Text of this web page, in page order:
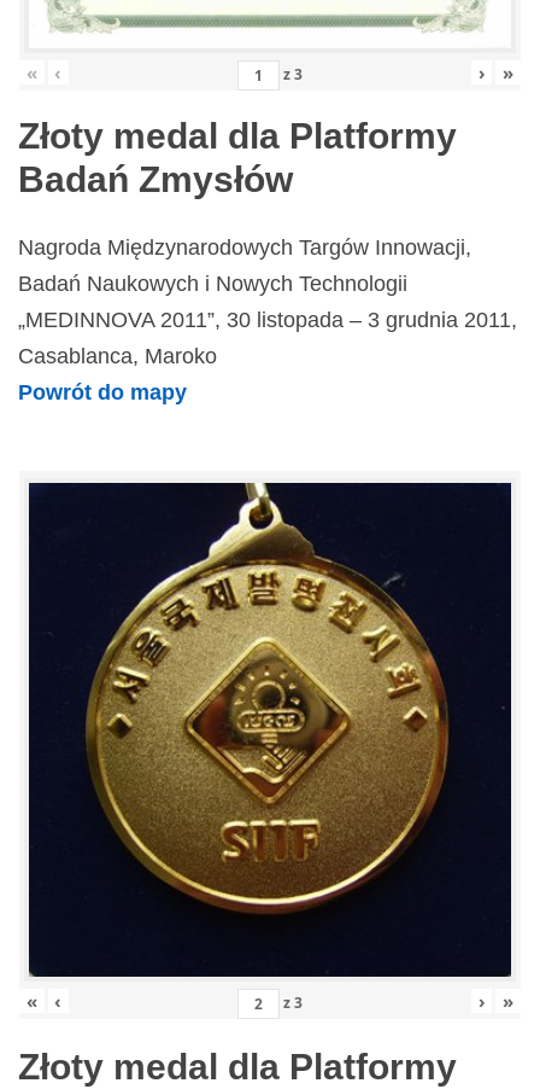
« ‹ z3 › »
Złoty medal dla Platformy
Badań Zmysłów
Nagroda Międzynarodowych Targów Innowacji,
Badań Naukowych i Nowych Technologii
„MEDINNOVA 2011”, 30 listopada – 3 grudnia 2011,
Casablanca, Maroko
Powrót do mapy
« ‹ z3 › »
Złoty medal dla Platformy